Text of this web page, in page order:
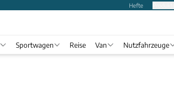
Hefte
Sportwagen Reise Van Nutzfahrzeuge